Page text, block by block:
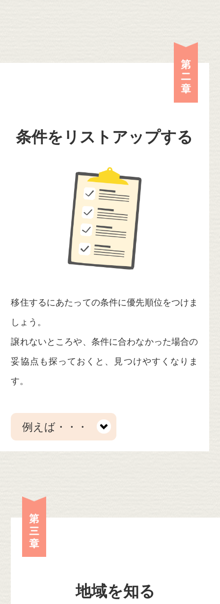
条件をリストアップする
移住するにあたっての条件に優先順位をつけま
しょう。
譲れないところや、条件に合わなかった場合の
妥協点も探っておくと、見つけやすくなりま
す。
例えば・・・
地域を知る